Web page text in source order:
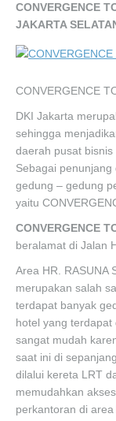
CONVERGENCE
JAKARTA
CONVERGENCE
DKI Jakarta
sehingga
daerah pusat
Sebagai
gedung – gedung
yaitu
CONVERGENCE
beralamat di Jalan
Area HR. RASUNA
merupakan salah
terdapat banyak
hotel yang
sangat mudah
saat ini di
dilalui kereta LRT
memudahkan
perkantoran di area